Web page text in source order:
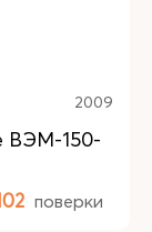
2009
ВЭМ-150-
поверки